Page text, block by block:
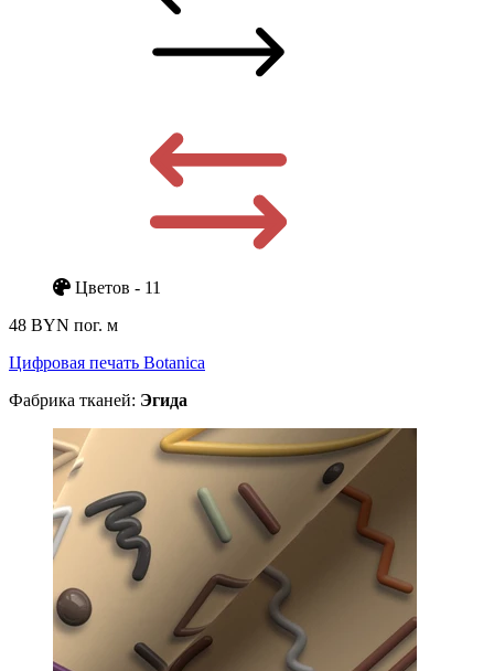
Цветов - 11
48 BYN пог. м
Цифровая печать Botanica
Фабрика тканей: Эгида